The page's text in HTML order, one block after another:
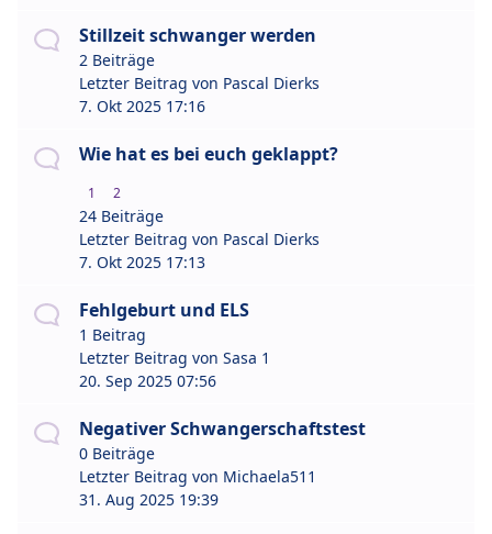
Stillzeit schwanger werden
2 Beiträge
Letzter Beitrag von Pascal Dierks
7. Okt 2025 17:16
Wie hat es bei euch geklappt?
1 2
24 Beiträge
Letzter Beitrag von Pascal Dierks
7. Okt 2025 17:13
Fehlgeburt und ELS
1 Beitrag
Letzter Beitrag von Sasa 1
20. Sep 2025 07:56
Negativer Schwangerschaftstest
0 Beiträge
Letzter Beitrag von Michaela511
31. Aug 2025 19:39